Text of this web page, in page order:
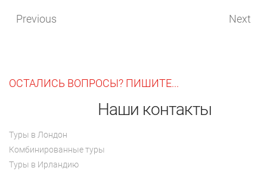
Previous Next
ОСТАЛИСЬ ВОПРОСЫ? ПИШИТЕ...
Наши контакты
Туры в Лондон
Комбинированные туры
Туры в Ирландию